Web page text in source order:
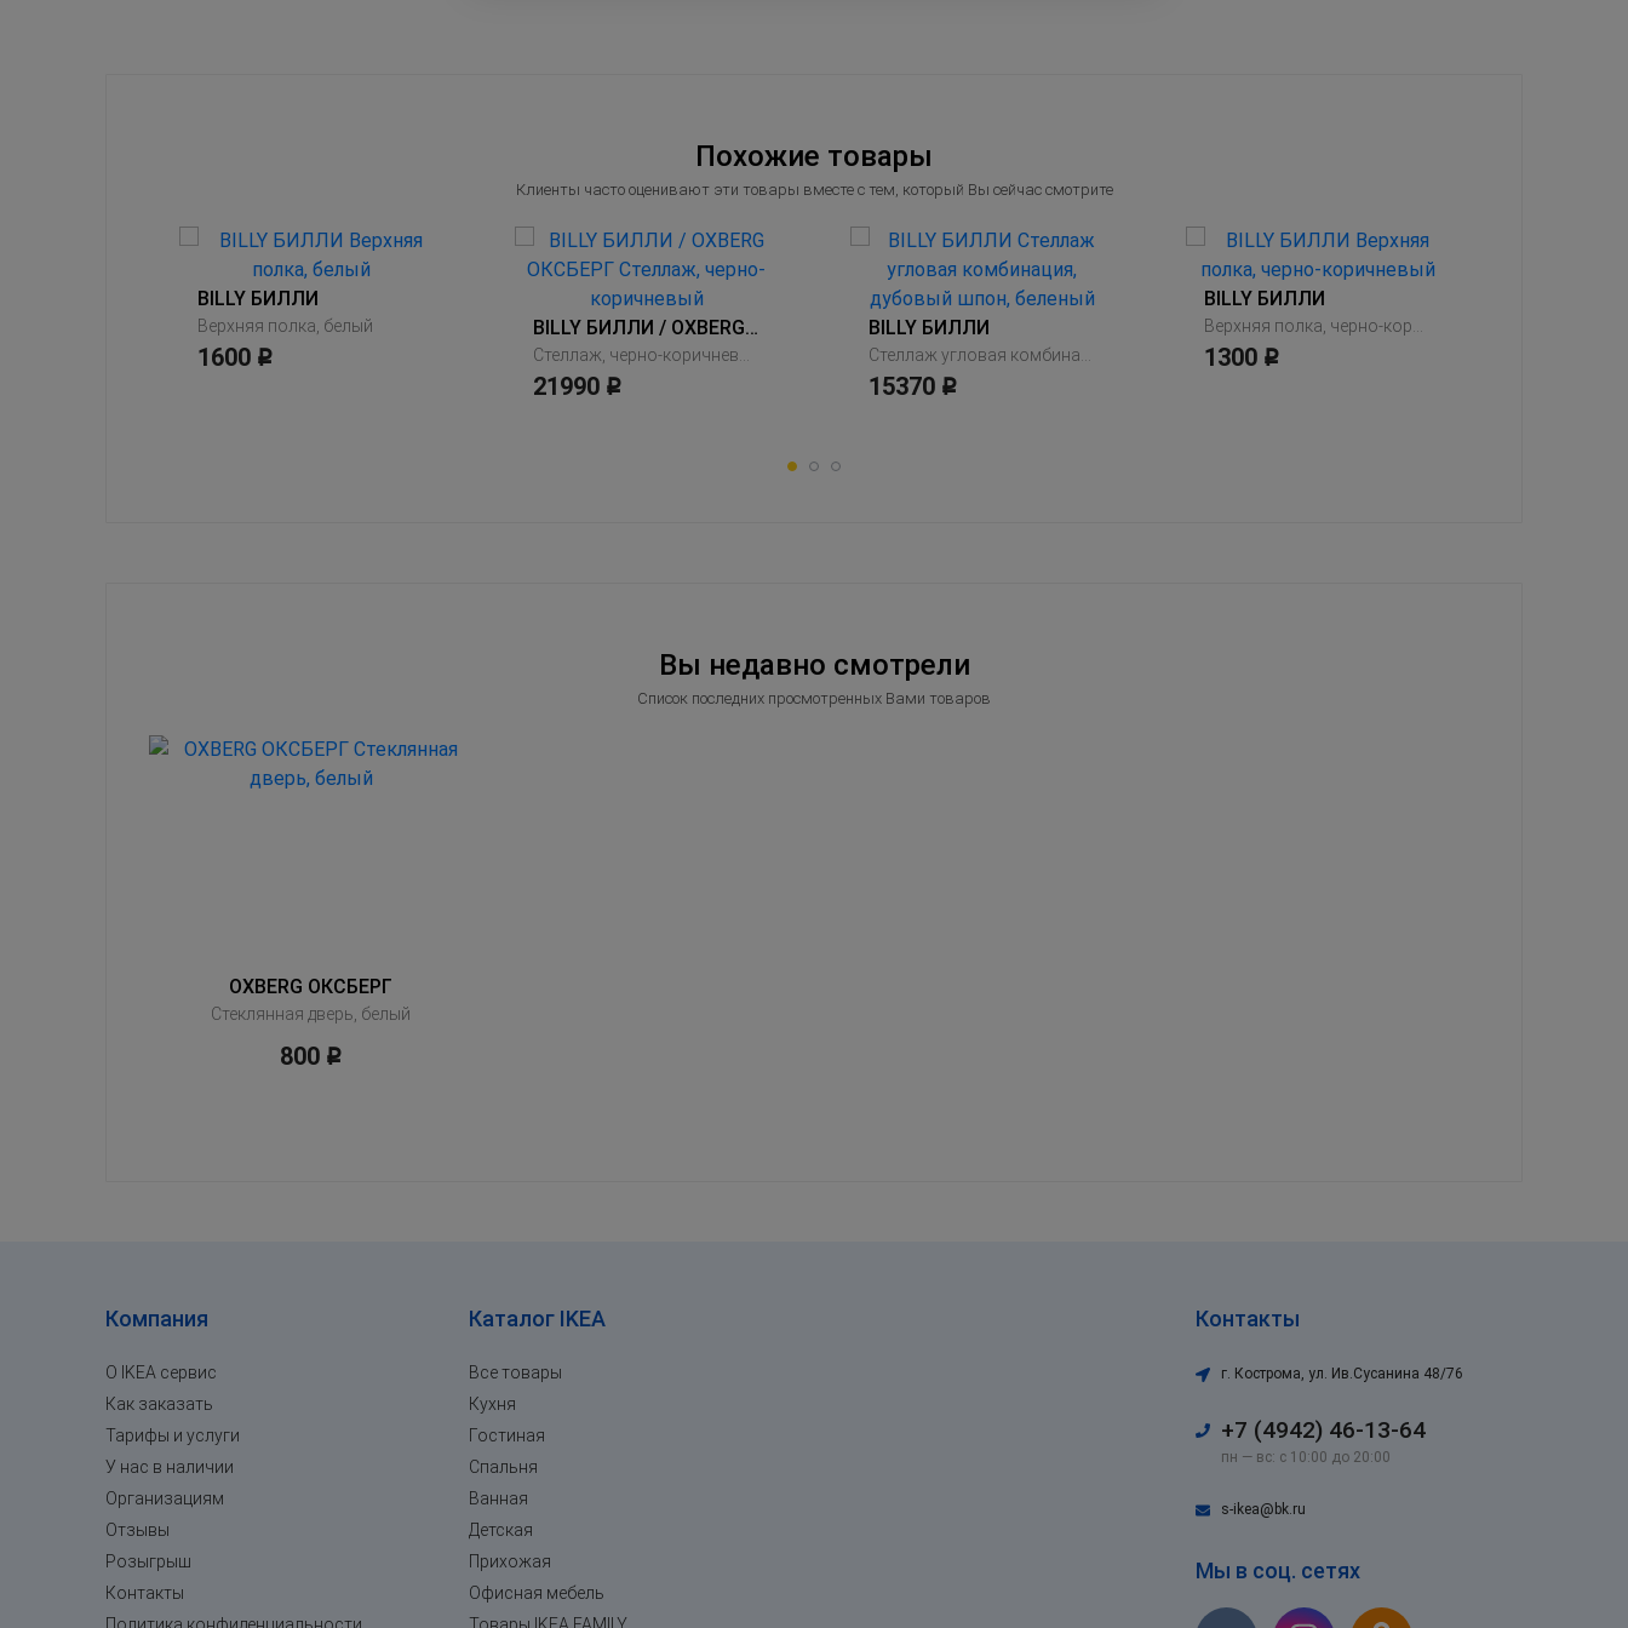
Похожие товары
Клиенты часто оценивают эти товары вместе с тем, который Вы сейчас смотрите
BILLY БИЛЛИ
Верхняя полка, белый
1600 Р
BILLY БИЛЛИ / OXBERG ОКСБЕРГ
21990 Р
BILLY БИЛЛИ
15370 Р
BILLY БИЛЛИ
1300 Р
Вы недавно смотрели
Список последних просмотренных Вами товаров
OXBERG ОКСБЕРГ
Стеклянная дверь, белый
800 Р
Компания
О IKEA сервис
Как заказать
Тарифы и услуги
У нас в наличии
Организациям
Отзывы
Розыгрыш
Контакты
Каталог IKEA
Все товары
Кухня
Гостиная
Спальня
Ванная
Детская
Прихожая
Офисная мебель
Контакты
г. Кострома, ул. Ив.Сусанина 48/76
+7 (4942) 46-13-64
пн — вс: с 10:00 до 20:00
s-ikea@bk.ru
Мы в соц. сетях